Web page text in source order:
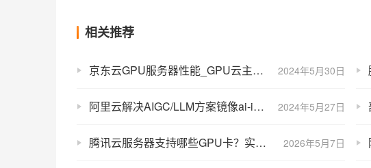
相关推荐
2024年5月30日
京东云GPU服务器性能_GPU云主机NVIDIA A30/A10/V100/P40测评
2024年5月27日
阿里云解决AIGC/LLM方案镜像ai-inference-solution内置模型
2026年5月7日
腾讯云服务器支持哪些GPU卡？实例规格及GPU卡对照表，一目了然